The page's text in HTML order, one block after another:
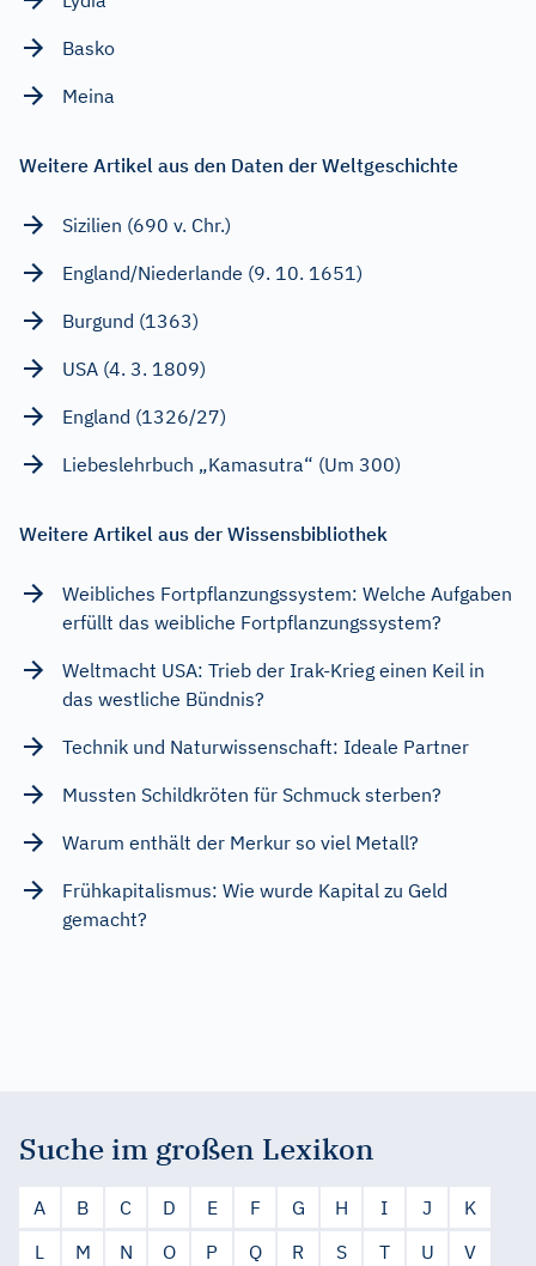
Basko
Meina
Weitere Artikel aus den Daten der Weltgeschichte
Sizilien (690 v. Chr.)
England/Niederlande (9. 10. 1651)
Burgund (1363)
USA (4. 3. 1809)
England (1326/27)
Liebeslehrbuch „Kamasutra“ (Um 300)
Weitere Artikel aus der Wissensbibliothek
Weibliches Fortpflanzungssystem: Welche Aufgaben
erfüllt das weibliche Fortpflanzungssystem?
Weltmacht USA: Trieb der Irak-Krieg einen Keil in
das westliche Bündnis?
Technik und Naturwissenschaft: Ideale Partner
Mussten Schildkröten für Schmuck sterben?
Warum enthält der Merkur so viel Metall?
Frühkapitalismus: Wie wurde Kapital zu Geld
gemacht?
Suche im großen Lexikon
A B C D E F G H I J
K
L
M N O P Q R S T U
V